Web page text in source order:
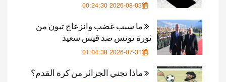
2026-08-03 00:24:30
ما سبب غضب وانزعاج تبون من
ثورة تونس ضد قيس سعيد
2026-07-31 01:04:38
ماذا تجني الجزائر من كرة القدم؟